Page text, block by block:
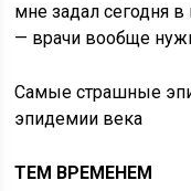
мне задал сегодня
— врачи вообще
Самые страшные
эпидемии века
ТЕМ ВРЕМЕНЕМ